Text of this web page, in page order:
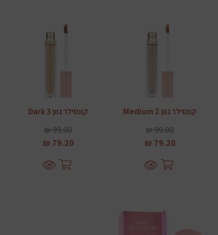
קונסילר גוון Medium 2
99.00 ₪
79.20 ₪
קונסילר גוון Dark 3
99.00 ₪
79.20 ₪